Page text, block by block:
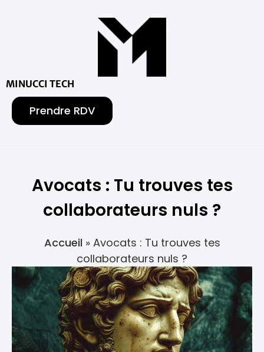
MINUCCI TECH
Prendre RDV
Avocats : Tu trouves tes
collaborateurs nuls ?
Accueil » Avocats : Tu trouves tes
collaborateurs nuls ?